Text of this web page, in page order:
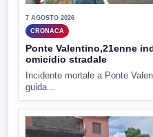
7 AGOSTO 2026
CRONACA
Ponte Valentino,21enne
omicidio stradale
Incidente mortale a Ponte
guida...